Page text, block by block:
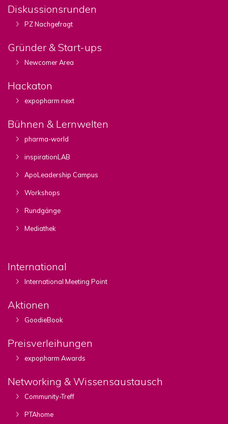
Diskussionsrunden
PZ Nachgefragt
Gründer & Start-ups
Newcomer Area
Hackaton
expopharm next
Bühnen & Lernwelten
pharma-world
inspirationLAB
ApoLeadership Campus
Workshops
Rundgänge
Mediathek
International
International Meeting Point
Aktionen
GoodieBook
Preisverleihungen
expopharm Awards
Networking & Wissensaustausch
Community-Treff
PTAhome